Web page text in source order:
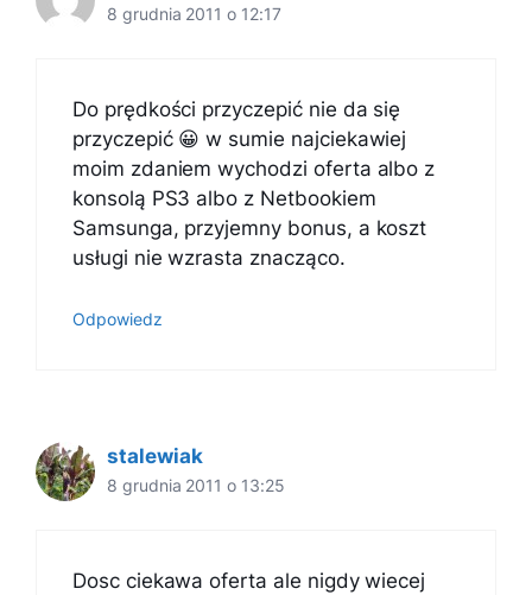
8 grudnia 2011 o 12:17
Do prędkości przyczepić nie da się
przyczepić 😀 w sumie najciekawiej
moim zdaniem wychodzi oferta albo z
konsolą PS3 albo z Netbookiem
Samsunga, przyjemny bonus, a koszt
usługi nie wzrasta znacząco.
Odpowiedz
stalewiak
8 grudnia 2011 o 13:25
Dosc ciekawa oferta ale nigdy wiecej